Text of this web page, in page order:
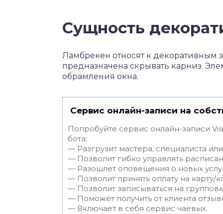
Сущность
Ламбрекен относят к декоративным
предназначена скрывать карниз.
обрамления окна.
Сервис онлайн-записи на
Попробуйте сервис онлайн-записи
бота:
— Разгрузит мастера, специалиста
— Позволит гибко управлять
— Разошлет оповещения о новых
— Позволит принять оплату на карту/
— Позволит записываться на
— Поможет получить от клиента
— Включает в себя сервис чаевых.